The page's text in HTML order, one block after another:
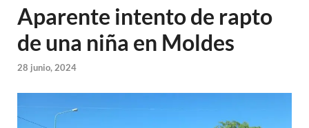
Aparente intento de rapto
de una niña en Moldes
28 junio, 2024